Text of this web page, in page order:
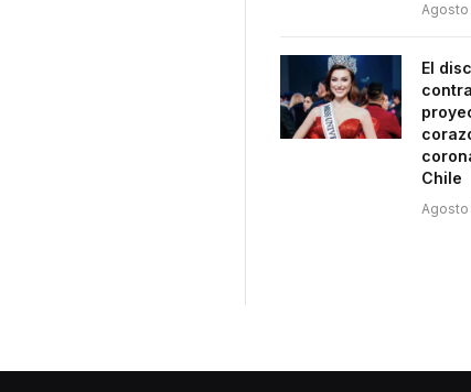
Agosto
El
Chile
Agosto